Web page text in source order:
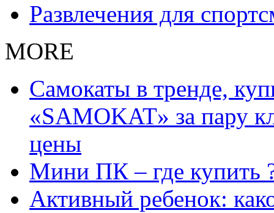
Развлечения для
MORE
Самокаты в тренде,
«SAMOKAT» за пару
цены
Мини ПК – где купить
Активный ребенок: